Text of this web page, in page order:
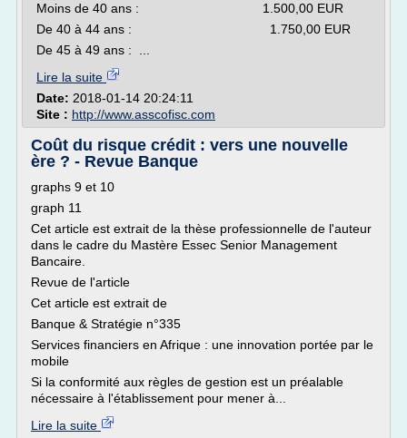
Moins de 40 ans : 1.500,00 EUR
De 40 à 44 ans : 1.750,00 EUR
De 45 à 49 ans : ...
Lire la suite
Date: 2018-01-14 20:24:11
Site : http://www.asscofisc.com
Coût du risque crédit : vers une nouvelle
ère ? - Revue Banque
graphs 9 et 10
graph 11
Cet article est extrait de la thèse professionnelle de l'auteur
dans le cadre du Mastère Essec Senior Management
Bancaire.
Revue de l'article
Cet article est extrait de
Banque & Stratégie n°335
Services financiers en Afrique : une innovation portée par le
mobile
Si la conformité aux règles de gestion est un préalable
nécessaire à l'établissement pour mener à...
Lire la suite